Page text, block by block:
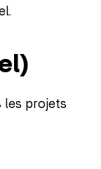
les projets